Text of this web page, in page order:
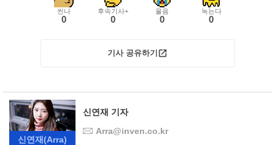
씬나
0
후속기사+
0
울음
0
녹는다
0
기사 공유하기
신연재(Arra)
신연재 기자
Arra@inven.co.kr